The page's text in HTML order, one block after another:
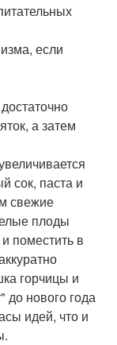
если
а затем
сок, паста и
свежие
плоды
поместить в
горчицы и
до нового года
идей, что и